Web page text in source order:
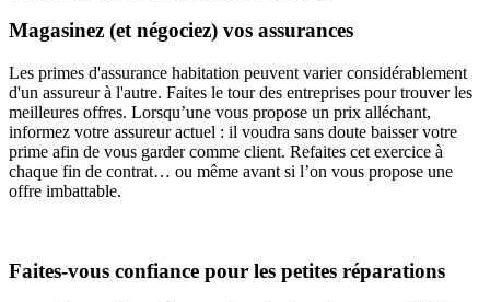
Magasinez (et négociez) vos assurances
Les primes d'assurance habitation peuvent varier considérablement
d'un assureur à l'autre. Faites le tour des entreprises pour trouver les
meilleures offres. Lorsqu’une vous propose un prix alléchant,
informez votre assureur actuel : il voudra sans doute baisser votre
prime afin de vous garder comme client. Refaites cet exercice à
chaque fin de contrat… ou même avant si l’on vous propose une
offre imbattable.
Faites-vous confiance pour les petites réparations